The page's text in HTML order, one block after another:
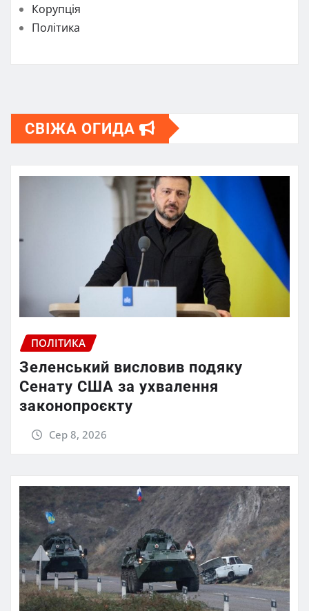
Корупція
Політика
СВІЖА ОГИДА
ПОЛІТИКА
Зеленський висловив подяку
Сенату США за ухвалення
законопроєкту
Сер 8, 2026